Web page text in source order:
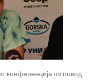
конференција по повод